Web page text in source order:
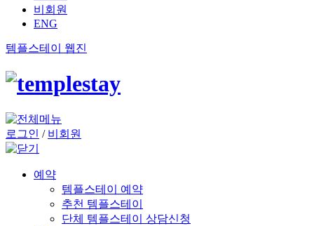
비회원
ENG
템플스테이 웹진
로그인 / 비회원
예약
템플스테이 예약
추천 템플스테이
단체 템플스테이 상담신청